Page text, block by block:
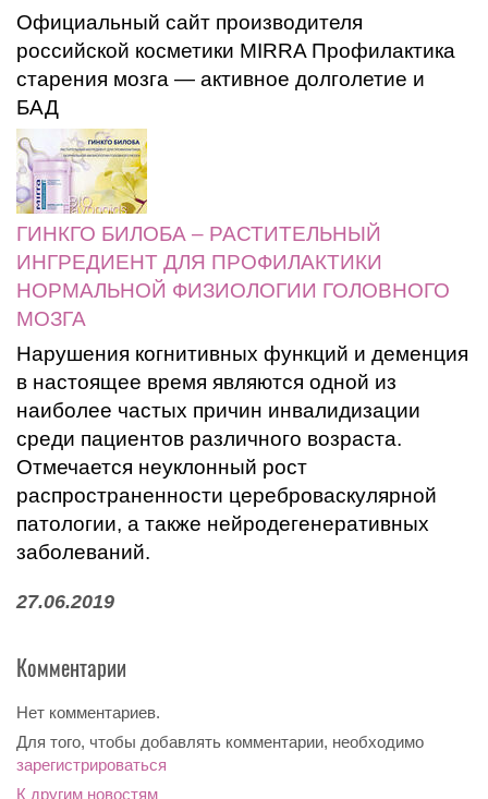
Официальный сайт производителя
российской косметики MIRRA Профилактика
старения мозга — активное долголетие и
БАД
ГИНКГО БИЛОБА – РАСТИТЕЛЬНЫЙ
ИНГРЕДИЕНТ ДЛЯ ПРОФИЛАКТИКИ
НОРМАЛЬНОЙ ФИЗИОЛОГИИ ГОЛОВНОГО
МОЗГА
Нарушения когнитивных функций и деменция
в настоящее время являются одной из
наиболее частых причин инвалидизации
среди пациентов различного возраста.
Отмечается неуклонный рост
распространенности цереброваскулярной
патологии, а также нейродегенеративных
заболеваний.
27.06.2019
Комментарии
Нет комментариев.
Для того, чтобы добавлять комментарии, необходимо
зарегистрироваться
К другим новостям